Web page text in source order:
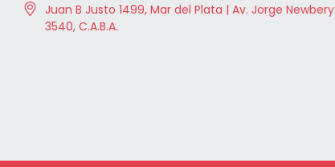
Juan B Justo 1499, Mar del Plata | Av. Jorge Newbery
3540, C.A.B.A.